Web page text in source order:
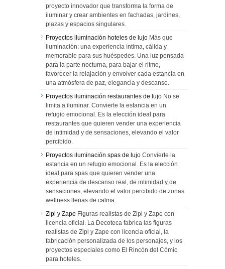
proyecto innovador que transforma la forma de
iluminar y crear ambientes en fachadas, jardines,
plazas y espacios singulares.
Proyectos iluminación hoteles de lujo Más que
iluminación: una experiencia íntima, cálida y
memorable para sus huéspedes. Una luz pensada
para la parte nocturna, para bajar el ritmo,
favorecer la relajación y envolver cada estancia en
una atmósfera de paz, elegancia y descanso.
Proyectos iluminación restaurantes de lujo No se
limita a iluminar. Convierte la estancia en un
refugio emocional. Es la elección ideal para
restaurantes que quieren vender una experiencia
de intimidad y de sensaciones, elevando el valor
percibido.
Proyectos iluminación spas de lujo Convierte la
estancia en un refugio emocional. Es la elección
ideal para spas que quieren vender una
experiencia de descanso real, de intimidad y de
sensaciones, elevando el valor percibido de zonas
wellness llenas de calma.
Zipi y Zape Figuras realistas de Zipi y Zape con
licencia oficial. La Decoteca fabrica las figuras
realistas de Zipi y Zape con licencia oficial, la
fabricación personalizada de los personajes, y los
proyectos especiales como El Rincón del Cómic
para hoteles.